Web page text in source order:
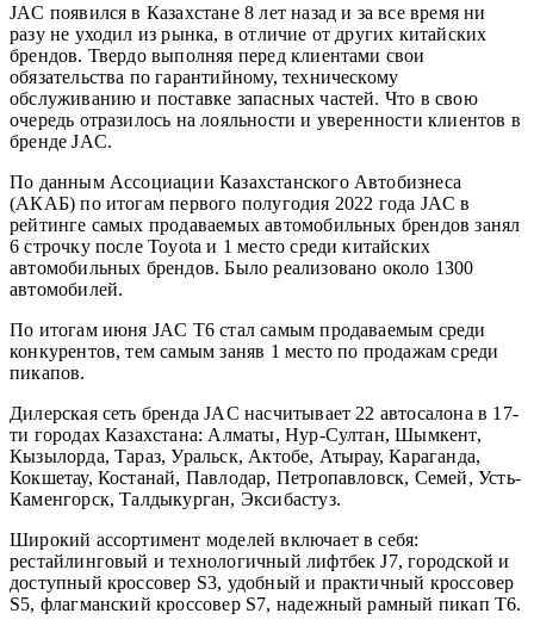
JAC появился в Казахстане 8 лет назад и за все время ни
разу не уходил из рынка, в отличие от других китайских
брендов. Твердо выполняя перед клиентами свои
обязательства по гарантийному, техническому
обслуживанию и поставке запасных частей. Что в свою
очередь отразилось на лояльности и уверенности клиентов в
бренде JAC.
По данным Ассоциации Казахстанского Автобизнеса
(АКАБ) по итогам первого полугодия 2022 года JAC в
рейтинге самых продаваемых автомобильных брендов занял
6 строчку после Toyota и 1 место среди китайских
автомобильных брендов. Было реализовано около 1300
автомобилей.
По итогам июня JAC T6 стал самым продаваемым среди
конкурентов, тем самым заняв 1 место по продажам среди
пикапов.
Дилерская сеть бренда JAC насчитывает 22 автосалона в 17-
ти городах Казахстана: Алматы, Нур-Султан, Шымкент,
Кызылорда, Тараз, Уральск, Актобе, Атырау, Караганда,
Кокшетау, Костанай, Павлодар, Петропавловск, Семей, Усть-
Каменгорск, Талдыкурган, Эксибастуз.
Широкий ассортимент моделей включает в себя:
рестайлинговый и технологичный лифтбек J7, городской и
доступный кроссовер S3, удобный и практичный кроссовер
S5, флагманский кроссовер S7, надежный рамный пикап Т6.